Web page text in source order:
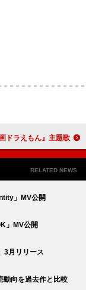
で全編撮影した「スケッチ」MV公開 『映画ドラえもん』主題歌
RELATED NEWS
」MV公開
」MV公開
3月リリース
動向を過去作と比較